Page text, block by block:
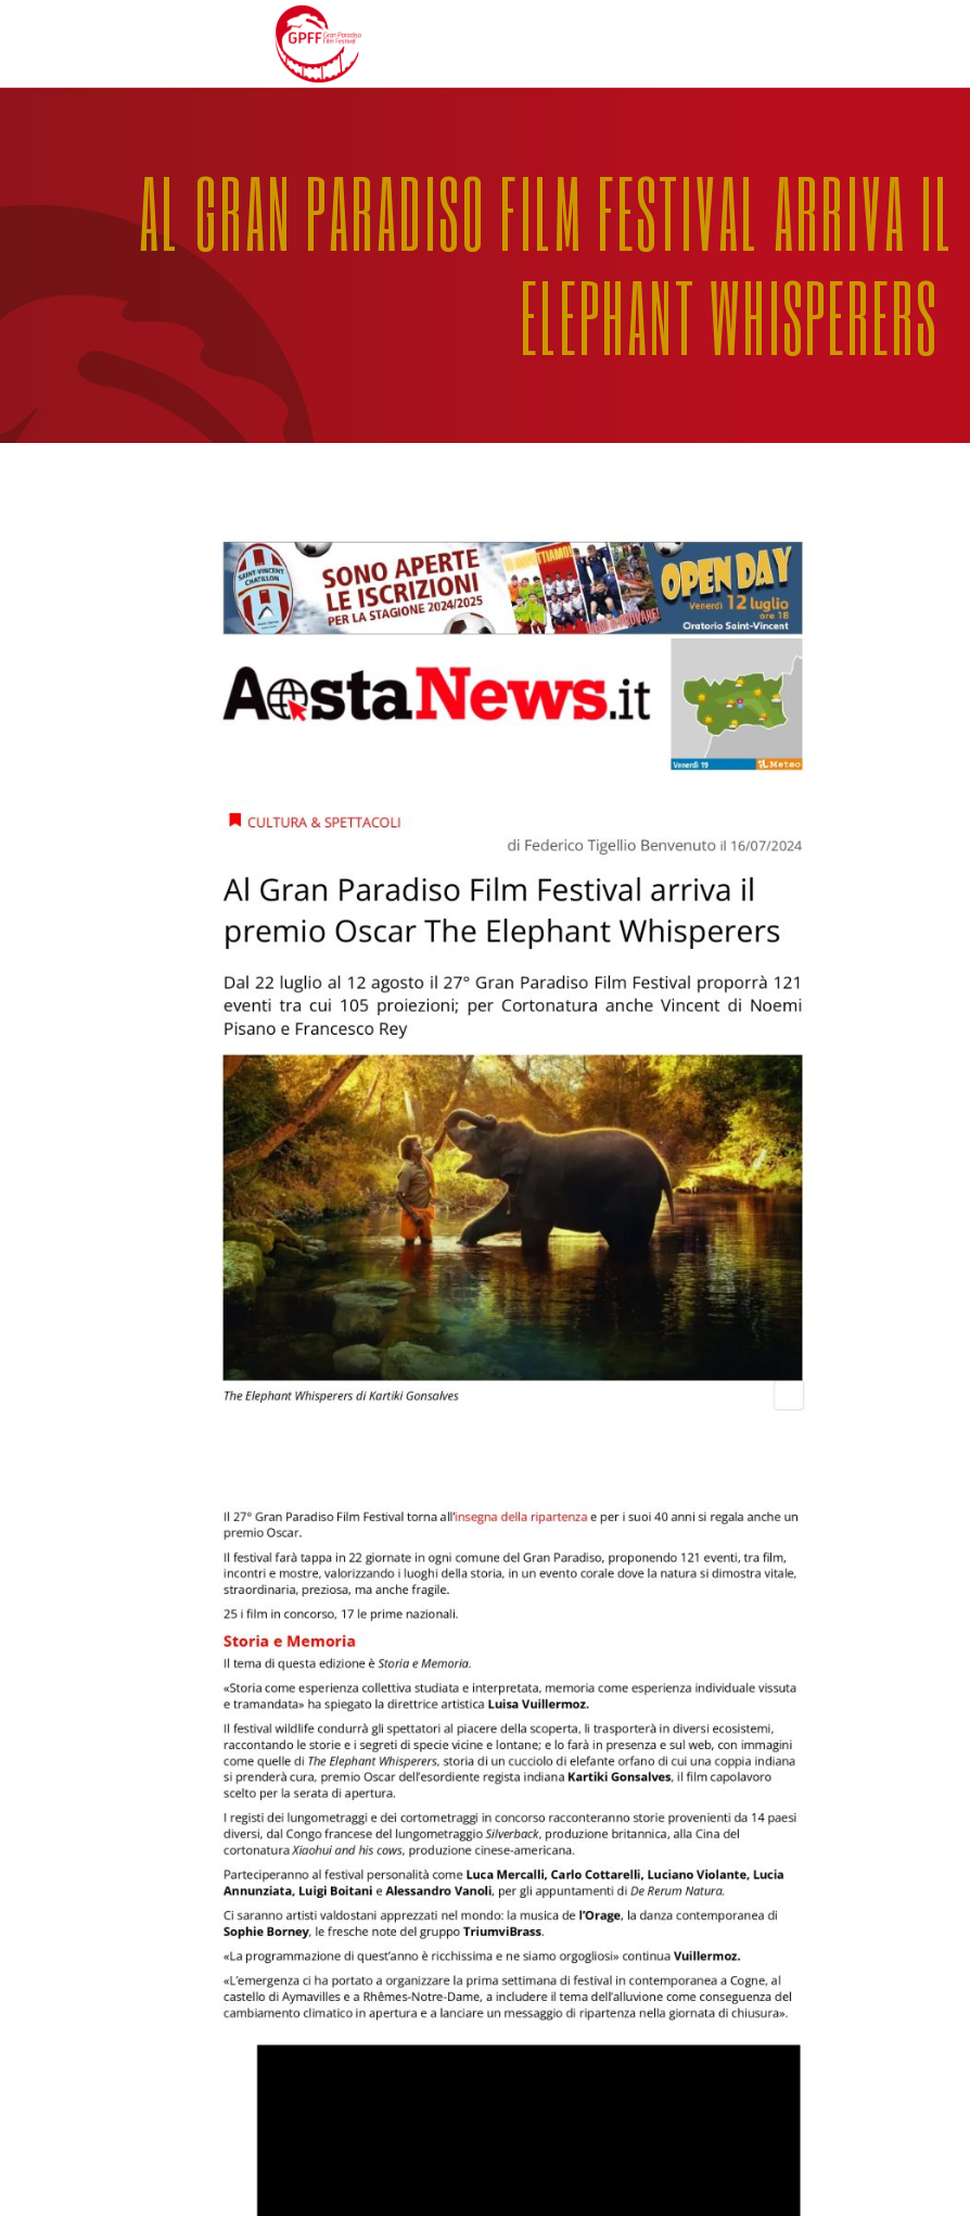
AL GRAN PARADISO FILM FESTIVAL ARRIVA
ELEPHANT WHISPERERS